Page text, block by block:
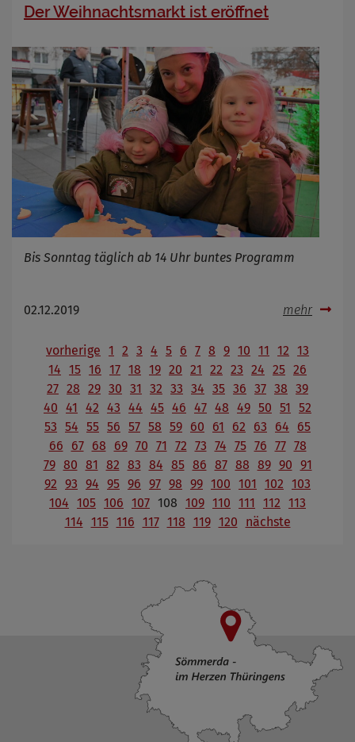
Der Weihnachtsmarkt ist eröffnet
Bis Sonntag täglich ab 14 Uhr buntes Programm
02.12.2019 mehr
vorherige 1 2 3 4 5 6 7 8 9 10 11 12 13
14 15 16 17 18 19 20 21 22 23 24 25 26
27 28 29 30 31 32 33 34 35 36 37 38 39
40 41 42 43 44 45 46 47 48 49 50 51
52
53 54 55 56 57 58 59 60 61 62 63 64
65
66
67 68 69 70 71 72 73 74 75 76 77 78
79 80 81 82 83 84 85 86 87 88 89 90 91
92 93 94 95 96 97 98 99 100 101 102 103
104 105 106 107 108 109 110 111 112 113
114 115 116 117 118 119 120 nächste